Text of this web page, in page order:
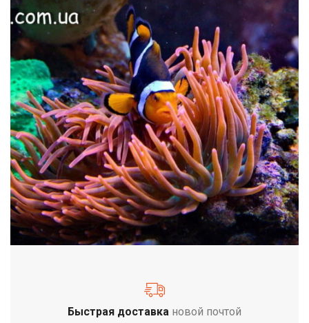
Быстрая доставка новой почтой